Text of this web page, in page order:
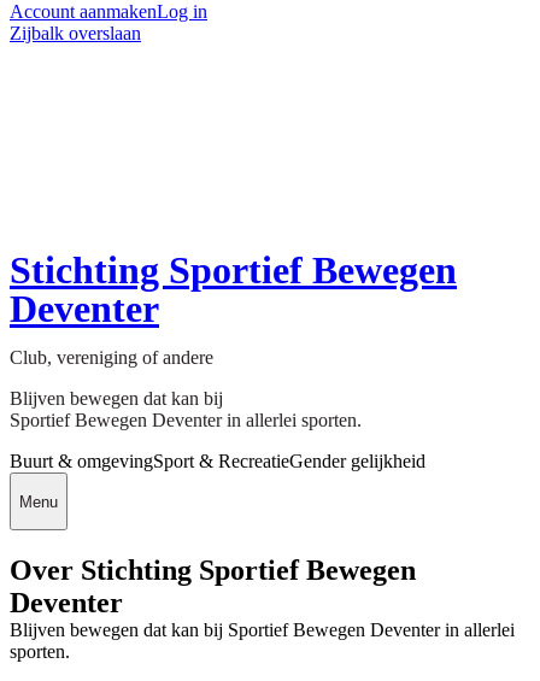
Account aanmakenLog in
Zijbalk overslaan
Stichting Sportief Bewegen
Deventer
Club, vereniging of andere
Blijven bewegen dat kan bij
Sportief Bewegen Deventer in allerlei sporten.
Buurt & omgevingSport & RecreatieGender gelijkheid
Menu
Over Stichting Sportief Bewegen
Deventer
Blijven bewegen dat kan bij Sportief Bewegen Deventer in allerlei
sporten.